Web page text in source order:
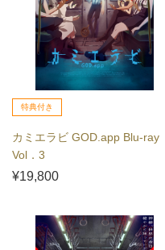
特典付き
カミエラビ GOD.app Blu-ray
Vol．3
¥19,800